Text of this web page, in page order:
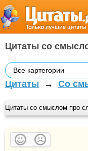
Цитаты со
Все картегории
Цитаты → Со
Цитаты со смыслом про